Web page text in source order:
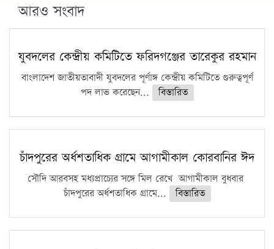
পিএইচডি করছেন কুয়েটের কৃতি…
সারা দেশে বজ্রাঘাতে ১৪ জনের প্রাণহানি
কঠোর হচ্ছে এসএসসি ও এইচএসসি পরীক্ষা
ফরিদগঞ্জে আগুনে পুড়লো ৬ ব্যবসা প্রতিষ্ঠান
আরও সংবাদ
যুবদলের কেন্দ্রীয় কমিটিতে ফরিদগঞ্জের তারেকুর রহমান
বাংলাদেশ জাতীয়তাবাদী যুবদলের পূর্ণাঙ্গ কেন্দ্রীয় কমিটিতে গুরুত্বপূর্ণ
পদ লাভ করেছেন...
বিস্তারিত
চাঁদপুরের অর্ধশতাধিক গ্রামে আগামীকাল কোরবানির ঈদ
সৌদি আরবসহ মধ্যপ্রাচ্যের সঙ্গে মিল রেখে আগামীকাল বুধবার
চাঁদপুরের অর্ধশতাধিক গ্রামে...
বিস্তারিত